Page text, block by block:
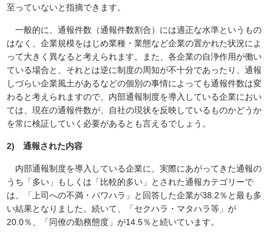
至っていないと指摘できます。
一般的に、通報件数（通報件数割合）には適正な水準というもの
はなく、企業規模をはじめ業種・業態など企業の置かれた状況によ
って大きく異なると考えられます。また、各企業の自浄作用が働い
ている場合と、それとは逆に制度の周知が不十分であったり、通報
しづらい企業風土があるなどの個別の事情によっても通報件数は変
わると考えられますので、内部通報制度を導入している企業におい
ては、現在の通報件数が、自社の現状を反映しているものかどうか
を常に検証していく必要があるとも言えるでしょう。
2) 通報された内容
内部通報制度を導入している企業に、実際にあがってきた通報の
うち「多い」もしくは「比較的多い」とされた通報カテゴリーで
は、「上司への不満・パワハラ」と回答した企業が38.2％と最も多
い結果となりました。続いて、「セクハラ・マタハラ等」が
20.0％、「同僚の勤務態度」が14.5％と続いています。